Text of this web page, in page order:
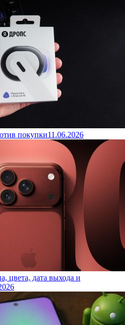
покупки11.06.2026
цвета, дата выхода и